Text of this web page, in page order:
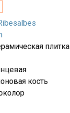
плитка
кость